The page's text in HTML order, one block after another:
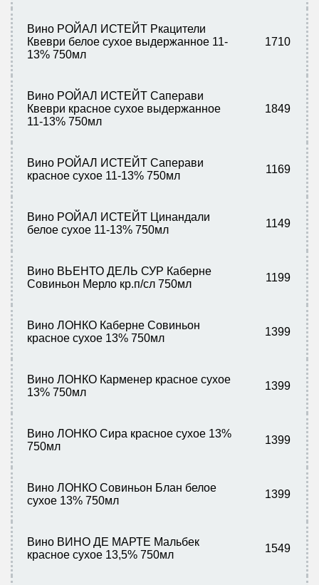
Вино РОЙАЛ ИСТЕЙТ Ркацители
Квеври белое сухое выдержанное 11-
13% 750мл
1710
Вино РОЙАЛ ИСТЕЙТ Саперави
Квеври красное сухое выдержанное
11-13% 750мл
1849
Вино РОЙАЛ ИСТЕЙТ Саперави
красное сухое 11-13% 750мл
1169
Вино РОЙАЛ ИСТЕЙТ Цинандали
белое сухое 11-13% 750мл
1149
Вино ВЬЕНТО ДЕЛЬ СУР Каберне
Совиньон Мерло кр.п/сл 750мл
1199
Вино ЛОНКО Каберне Совиньон
красное сухое 13% 750мл
1399
Вино ЛОНКО Карменер красное сухое
13% 750мл
1399
Вино ЛОНКО Сира красное сухое 13%
750мл
1399
Вино ЛОНКО Совиньон Блан белое
сухое 13% 750мл
1399
Вино ВИНО ДЕ МАРТЕ Мальбек
красное сухое 13,5% 750мл
1549